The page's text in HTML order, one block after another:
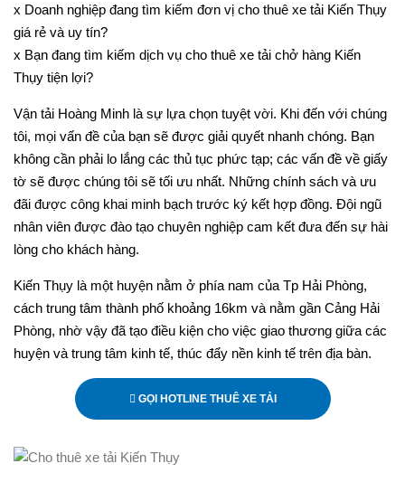
x Doanh nghiệp đang tìm kiếm đơn vị cho thuê xe tải Kiến Thụy
giá rẻ và uy tín?
x Bạn đang tìm kiếm dịch vụ cho thuê xe tải chở hàng Kiến
Thụy tiện lợi?
Vận tải Hoàng Minh là sự lựa chọn tuyệt vời. Khi đến với chúng
tôi, mọi vấn đề của bạn sẽ được giải quyết nhanh chóng. Bạn
không cần phải lo lắng các thủ tục phức tạp; các vấn đề về giấy
tờ sẽ được chúng tôi sẽ tối ưu nhất. Những chính sách và ưu
đãi được công khai minh bạch trước ký kết hợp đồng. Đội ngũ
nhân viên được đào tạo chuyên nghiệp cam kết đưa đến sự hài
lòng cho khách hàng.
Kiến Thụy là một huyện nằm ở phía nam của Tp Hải Phòng,
cách trung tâm thành phố khoảng 16km và nằm gần Cảng Hải
Phòng, nhờ vậy đã tạo điều kiện cho việc giao thương giữa các
huyện và trung tâm kinh tế, thúc đẩy nền kinh tế trên địa bàn.
GỌI HOTLINE THUÊ XE TẢI